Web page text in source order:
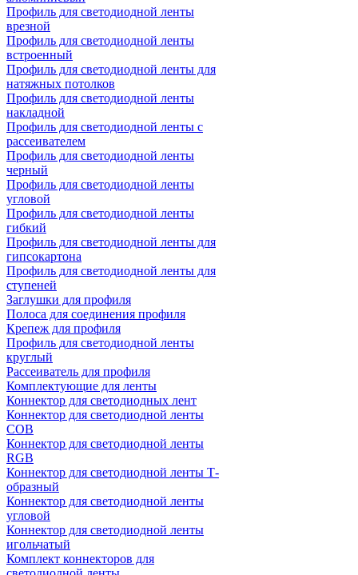
Профиль для светодиодной ленты
врезной
Профиль для светодиодной ленты
встроенный
Профиль для светодиодной ленты для
натяжных потолков
Профиль для светодиодной ленты
накладной
Профиль для светодиодной ленты с
рассеивателем
Профиль для светодиодной ленты
черный
Профиль для светодиодной ленты
угловой
Профиль для светодиодной ленты
гибкий
Профиль для светодиодной ленты для
гипсокартона
Профиль для светодиодной ленты для
ступеней
Заглушки для профиля
Полоса для соединения профиля
Крепеж для профиля
Профиль для светодиодной ленты
круглый
Рассеиватель для профиля
Комплектующие для ленты
Коннектор для светодиодных лент
Коннектор для светодиодной ленты
COB
Коннектор для светодиодной ленты
RGB
Коннектор для светодиодной ленты Т-
образный
Коннектор для светодиодной ленты
угловой
Коннектор для светодиодной ленты
игольчатый
Комплект коннекторов для